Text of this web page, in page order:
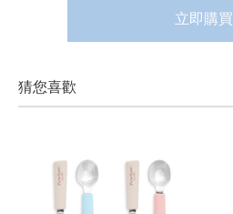
立即購買
猜您喜歡